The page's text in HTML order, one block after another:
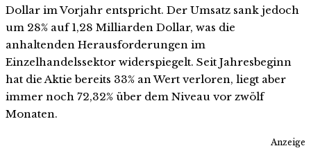
Dollar im Vorjahr entspricht. Der Umsatz sank jedoch
um 28% auf 1,28 Milliarden Dollar, was die
anhaltenden Herausforderungen im
Einzelhandelssektor widerspiegelt. Seit Jahresbeginn
hat die Aktie bereits 33% an Wert verloren, liegt aber
immer noch 72,32% über dem Niveau vor zwölf
Monaten.
Anzeige